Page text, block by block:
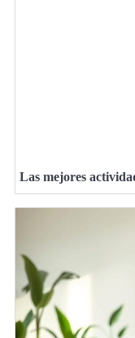
Las mejores